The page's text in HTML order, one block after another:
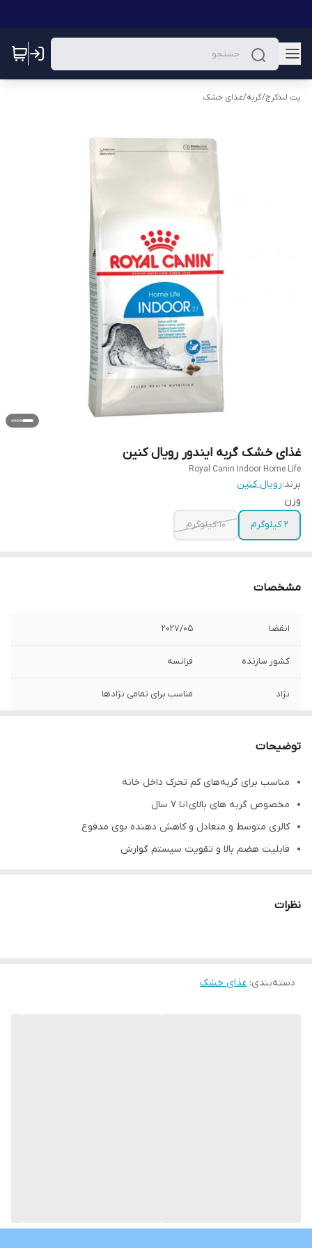
پت لندکرج/گربه/غذای خشک
غذای خشک گربه ایندور رویال کنین
Royal Canin Indoor Home Life
برند:رویال کنین
وزن
2 کیلوگرم
10 کیلوگرم
مشخصات
انقضا 2027/05
کشور سازنده فرانسه
نژاد مناسب برای تمامی نژادها
توضیحات
مناسب برای گربه‌های کم تحرک داخل خانه
مخصوص گربه های بالای 1 تا 7 سال
کالری متوسط و متعادل و کاهش دهنده بوی مدفوع
قابلیت هضم بالا و تقویت سیستم گوارش
پروتئین انتخاب شده با قابلیت هضم بالا و ارزش بیولوژیکی بالا
نظرات
دسته‌بندی: غذای خشک